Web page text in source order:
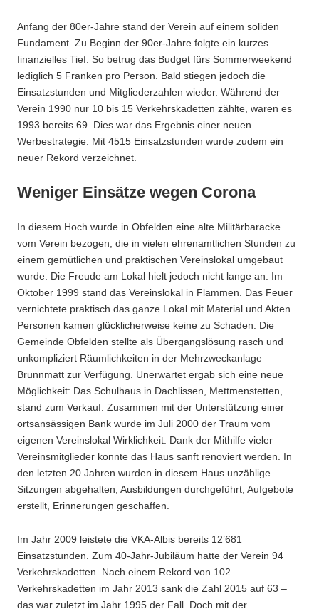
Anfang der 80er-Jahre stand der Verein auf einem soliden
Fundament. Zu Beginn der 90er-Jahre folgte ein kurzes
finanzielles Tief. So betrug das Budget fürs Sommerweekend
lediglich 5 Franken pro Person. Bald stiegen jedoch die
Einsatzstunden und Mitgliederzahlen wieder. Während der
Verein 1990 nur 10 bis 15 Verkehrskadetten zählte, waren es
1993 bereits 69. Dies war das Ergebnis einer neuen
Werbestrategie. Mit 4515 Einsatzstunden wurde zudem ein
neuer Rekord verzeichnet.
Weniger Einsätze wegen Corona
In diesem Hoch wurde in Obfelden eine alte Militärbaracke
vom Verein bezogen, die in vielen ehrenamtlichen Stunden zu
einem gemütlichen und praktischen Vereinslokal umgebaut
wurde. Die Freude am Lokal hielt jedoch nicht lange an: Im
Oktober 1999 stand das Vereinslokal in Flammen. Das Feuer
vernichtete praktisch das ganze Lokal mit Material und Akten.
Personen kamen glücklicherweise keine zu Schaden. Die
Gemeinde Obfelden stellte als Übergangslösung rasch und
unkompliziert Räumlichkeiten in der Mehrzweckanlage
Brunnmatt zur Verfügung. Unerwartet ergab sich eine neue
Möglichkeit: Das Schulhaus in Dachlissen, Mettmenstetten,
stand zum Verkauf. Zusammen mit der Unterstützung einer
ortsansässigen Bank wurde im Juli 2000 der Traum vom
eigenen Vereinslokal Wirklichkeit. Dank der Mithilfe vieler
Vereinsmitglieder konnte das Haus sanft renoviert werden. In
den letzten 20 Jahren wurden in diesem Haus unzählige
Sitzungen abgehalten, Ausbildungen durchgeführt, Aufgebote
erstellt, Erinnerungen geschaffen.
Im Jahr 2009 leistete die VKA-Albis bereits 12’681
Einsatzstunden. Zum 40-Jahr-Jubiläum hatte der Verein 94
Verkehrskadetten. Nach einem Rekord von 102
Verkehrskadetten im Jahr 2013 sank die Zahl 2015 auf 63 –
das war zuletzt im Jahr 1995 der Fall. Doch mit der